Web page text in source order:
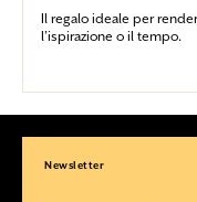
Il regalo ideale per
l’ispirazione o il tempo.
Newsletter